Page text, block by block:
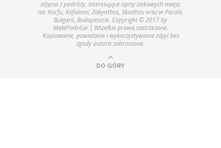
zdjęcia z podróży, interesujące opisy ciekawych miejsc
na: Korfu, Kefalonii, Zakynthos, Skiathos oraz w Paralii,
Bułgarii, Budapeszcie. Copyright © 2017 by
MałePodróże | Wszelkie prawa zastrzeżone.
Kopiowanie, powielanie i wykorzystywanie zdjęć bez
zgody autora zabronione.
DO GÓRY